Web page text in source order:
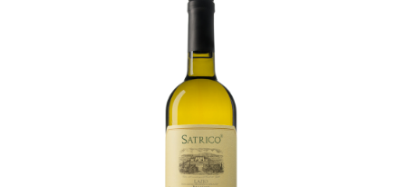
+ AGGIUNGI AL
CARRELLO